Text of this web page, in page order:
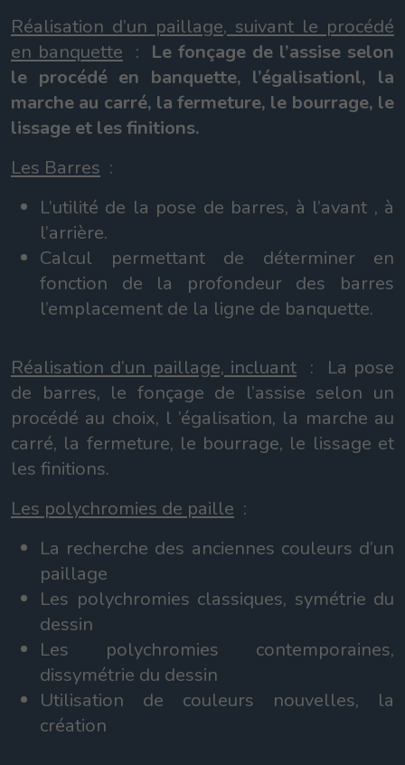
Réalisation d’un paillage, suivant le procédé
en banquette : Le fonçage de l’assise selon
le procédé en banquette, l’égalisationl, la
marche au carré, la fermeture, le bourrage, le
lissage et les finitions.
Les Barres :
L’utilité de la pose de barres, à l’avant , à
l’arrière.
Calcul permettant de déterminer en
fonction de la profondeur des barres
l’emplacement de la ligne de banquette.
Réalisation d’un paillage, incluant : La pose
de barres, le fonçage de l’assise selon un
procédé au choix, l ’égalisation, la marche au
carré, la fermeture, le bourrage, le lissage et
les finitions.
Les polychromies de paille :
La recherche des anciennes couleurs d’un
paillage
Les polychromies classiques, symétrie du
dessin
Les polychromies contemporaines,
dissymétrie du dessin
Utilisation de couleurs nouvelles, la
création